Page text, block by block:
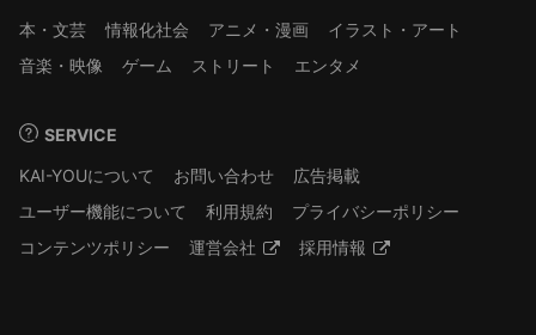
本・文芸
情報化社会 アニメ・漫画
イラスト・アート
音楽・映像
ゲーム ストリート エンタメ
SERVICE
KAI-YOUについて
お問い合わせ
広告掲載
ユーザー機能について
利用規約
プライバシーポリシー
コンテンツポリシー
運営会社 採用情報